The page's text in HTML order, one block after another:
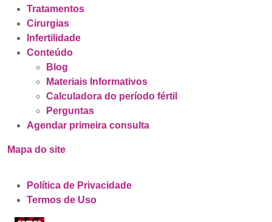
Tratamentos
Cirurgias
Infertilidade
Conteúdo
Blog
Materiais Informativos
Calculadora do período fértil
Perguntas
Agendar primeira consulta
Mapa do site
Política de Privacidade
Termos de Uso